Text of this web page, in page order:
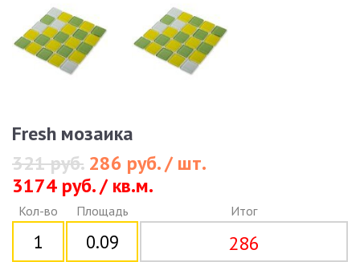
Fresh мозаика
321 руб.286 руб. / шт.
3174 руб. / кв.м.
Кол-во Площадь Итог
286